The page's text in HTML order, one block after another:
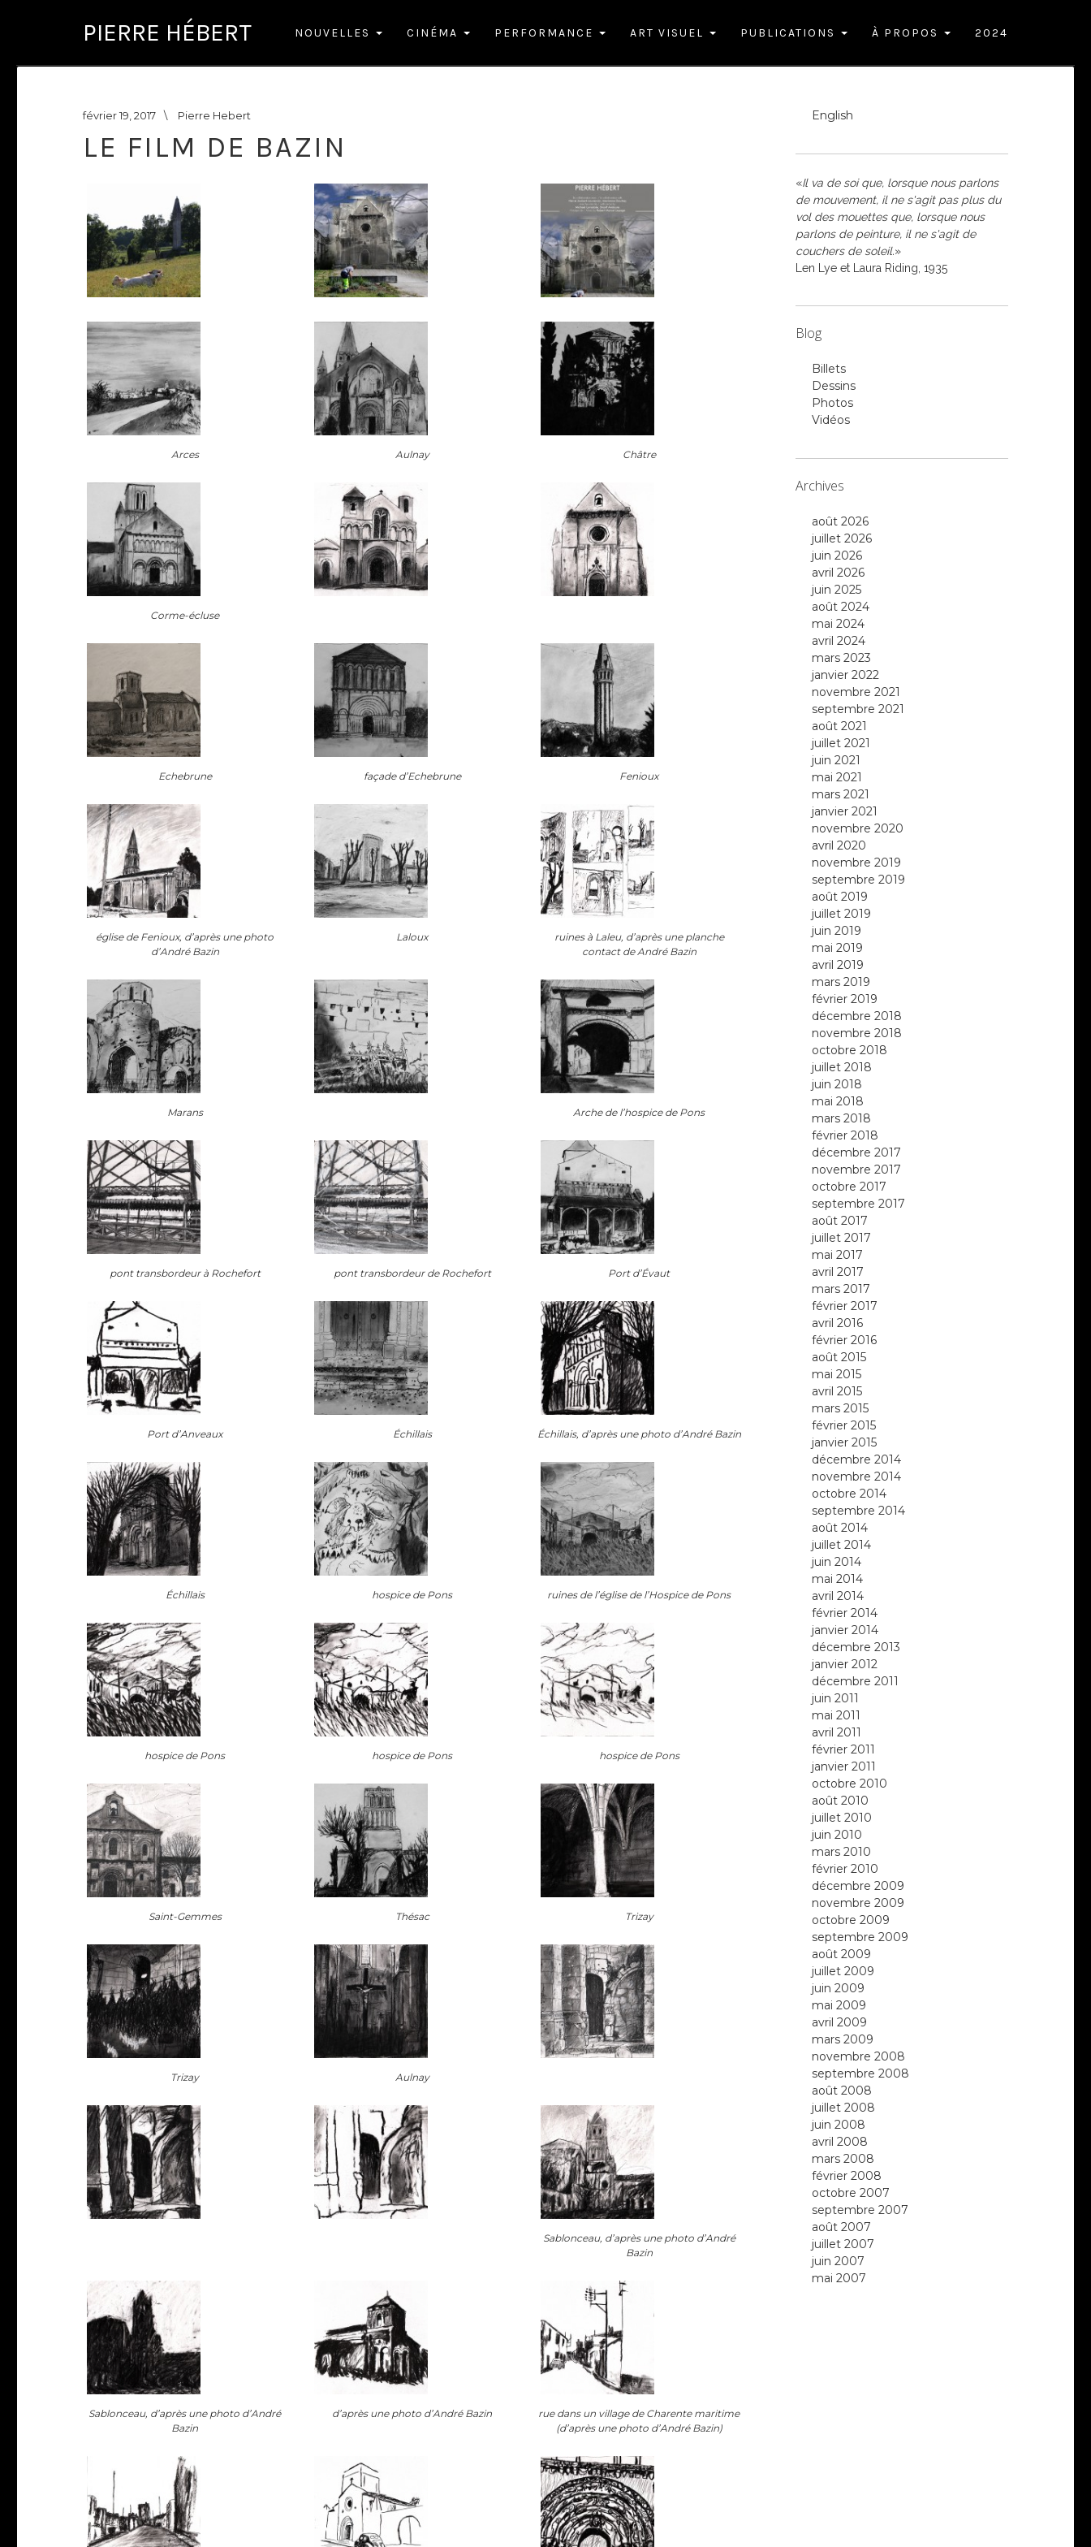
PIERRE HÉBERT NOUVELLES CINÉMA PERFORMANCE ART VISUEL PUBLICATIONS À PROPOS 2024
février 19, 2017 \ Pierre Hebert
LE FILM DE BAZIN
Arces Aulnay Châtre
Corme-écluse
Echebrune façade d’Echebrune Fenioux
église de Fenioux, d’après une photo
d’André Bazin
Laloux
ruines à Laleu, d’après une planche
contact de André Bazin
Marans Arche de l’hospice de Pons
pont transbordeur à Rochefort pont transbordeur de Rochefort Port d’Évaut
Port d’Anveaux Échillais Échillais, d’après une photo d’André Bazin
Échillais hospice de Pons ruines de l’église de l’Hospice de Pons
hospice de Pons hospice de Pons hospice de Pons
Saint-Gemmes Thésac Trizay
Trizay Aulnay
Sablonceau, d’après une photo d’André
Bazin
Sablonceau, d’après une photo d’André
Bazin
d’après une photo d’André Bazin
rue dans un village de Charente maritime
(d’après une photo d’André Bazin)
English
«Il va de soi que, lorsque nous parlons
de mouvement, il ne s'agit pas plus du
vol des mouettes que, lorsque nous
parlons de peinture, il ne s'agit de
couchers de soleil.»
Len Lye et Laura Riding, 1935
Blog
Billets
Dessins
Photos
Vidéos
Archives
août 2026
juillet 2026
juin 2026
avril 2026
juin 2025
août 2024
mai 2024
avril 2024
mars 2023
janvier 2022
novembre 2021
septembre 2021
août 2021
juillet 2021
juin 2021
mai 2021
mars 2021
janvier 2021
novembre 2020
avril 2020
novembre 2019
septembre 2019
août 2019
juillet 2019
juin 2019
mai 2019
avril 2019
mars 2019
février 2019
décembre 2018
novembre 2018
octobre 2018
juillet 2018
juin 2018
mai 2018
mars 2018
février 2018
décembre 2017
novembre 2017
octobre 2017
septembre 2017
août 2017
juillet 2017
mai 2017
avril 2017
mars 2017
février 2017
avril 2016
février 2016
août 2015
mai 2015
avril 2015
mars 2015
février 2015
janvier 2015
décembre 2014
novembre 2014
octobre 2014
septembre 2014
août 2014
juillet 2014
juin 2014
mai 2014
avril 2014
février 2014
janvier 2014
décembre 2013
janvier 2012
décembre 2011
juin 2011
mai 2011
avril 2011
février 2011
janvier 2011
octobre 2010
août 2010
juillet 2010
juin 2010
mars 2010
février 2010
décembre 2009
novembre 2009
octobre 2009
septembre 2009
août 2009
juillet 2009
juin 2009
mai 2009
avril 2009
mars 2009
novembre 2008
septembre 2008
août 2008
juillet 2008
juin 2008
avril 2008
mars 2008
février 2008
octobre 2007
septembre 2007
août 2007
juillet 2007
juin 2007
mai 2007